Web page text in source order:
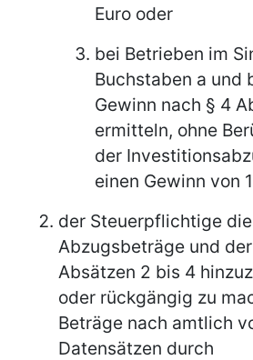
Euro oder
bei Betrieben im
Buchstaben a und
Gewinn nach § 4
ermitteln, ohne
der
einen Gewinn von
der Steuerpflichtige
Abzugsbeträge und
Absätzen 2 bis 4
oder rückgängig zu
Beträge nach amtlich
Datensätzen durch